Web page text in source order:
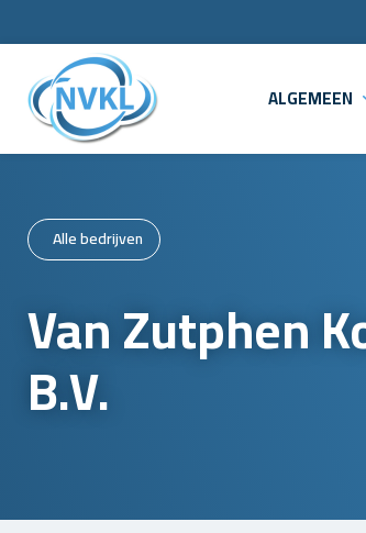
ALGEMEEN
Alle bedrijven
Van Zutphen
B.V.